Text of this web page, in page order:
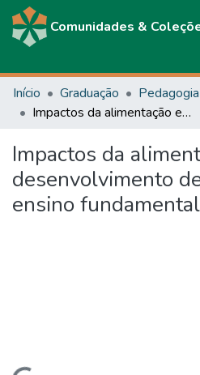
Comunidades &
Início
Graduação
Pedagogia
Impactos da alimentação escolar no desenvolvimento de crianças do ensino fundamental.
Impactos da
desenvolvimento
ensino